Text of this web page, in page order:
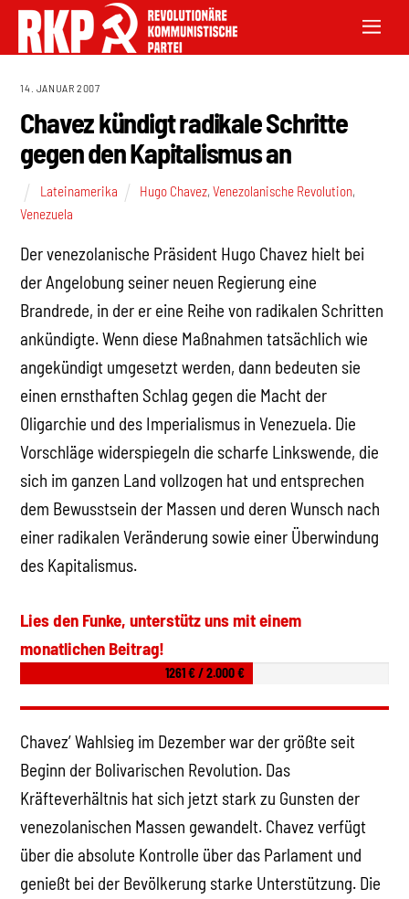
14. JANUAR 2007
Chavez kündigt radikale Schritte
gegen den Kapitalismus an
Lateinamerika Hugo Chavez,Venezolanische Revolution,
Venezuela
Der venezolanische Präsident Hugo Chavez hielt bei
der Angelobung seiner neuen Regierung eine
Brandrede, in der er eine Reihe von radikalen Schritten
ankündigte. Wenn diese Maßnahmen tatsächlich wie
angekündigt umgesetzt werden, dann bedeuten sie
einen ernsthaften Schlag gegen die Macht der
Oligarchie und des Imperialismus in Venezuela. Die
Vorschläge widerspiegeln die scharfe Linkswende, die
sich im ganzen Land vollzogen hat und entsprechen
dem Bewusstsein der Massen und deren Wunsch nach
einer radikalen Veränderung sowie einer Überwindung
des Kapitalismus.
Lies den Funke, unterstütz uns mit einem
monatlichen Beitrag!
1261 € / 2.000 €
Chavez’ Wahlsieg im Dezember war der größte seit
Beginn der Bolivarischen Revolution. Das
Kräfteverhältnis hat sich jetzt stark zu Gunsten der
venezolanischen Massen gewandelt. Chavez verfügt
über die absolute Kontrolle über das Parlament und
genießt bei der Bevölkerung starke Unterstützung. Die